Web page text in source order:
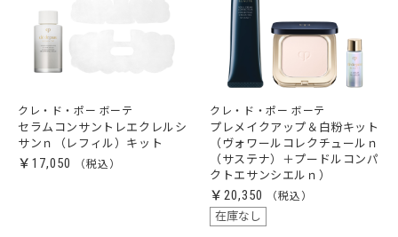
クレ・ド・ポー ボーテ
セラムコンサントレエクレルシ
サンｎ（レフィル）キット
￥17,050
クレ・ド・ポー ボーテ
プレメイクアップ＆白粉キット
（ヴォワールコレクチュールｎ
（サステナ）＋プードルコンパ
クトエサンシエルｎ）
￥20,350
在庫なし